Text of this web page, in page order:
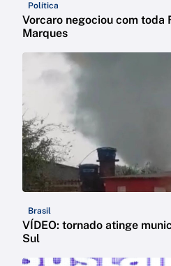
Política
Vorcaro negociou com toda
Marques
Brasil
VÍDEO: tornado atinge
Sul